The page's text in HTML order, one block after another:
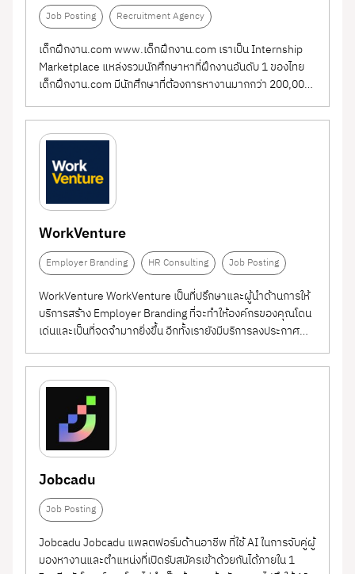
Recruitment Agency (20)
Recruitment Platform (12)
Staff Outsourcing (4)
Job Posting Recruitment Agency
เด็กฝึกงาน.com www.เด็กฝึกงาน.com เราเป็น Internship
Marketplace แหล่งรวมนักศึกษาหาที่ฝึกงานอันดับ 1 ของไทย
เด็กฝึกงาน.com มีนักศึกษาที่ต้องการหางานมากกว่า 200,000
ราย ทุกสาขาอาชีพ ทุกมหาวิทยาลัยทั่วประเทศไทย โดยเว็บเด็ก
ฝึกงาน.com มีนักศึกษาเข้ามาหางานมากกว่า 100,000 ครั้งใน
แต่ละเดือน โดยมีทั้งหาที่ฝึกงาน...
WorkVenture
Employer Branding HR Consulting Job Posting
WorkVenture WorkVenture เป็นที่ปรึกษาและผู้นำด้านการให้
บริการสร้าง Employer Branding ที่จะทำให้องค์กรของคุณโดน
เด่นและเป็นที่จดจำมากยิ่งขึ้น อีกทั้งเรายังมีบริการลงประกาศ
งานที่มีฐานผู้สมัครงานมากกว่า 350,000 เรซูเม่ และมีผู้เยี่ยมชม
เว็บไซต์มากกว่า 600,000 คนต่อเดือน...
Jobcadu
Job Posting
Jobcadu Jobcadu แพลตฟอร์มด้านอาชีพ ที่ใช้ AI ในการจับคู่ผู้
มองหางานและตำแหน่งที่เปิดรับสมัครเข้าด้วยกันได้ภายใน 1